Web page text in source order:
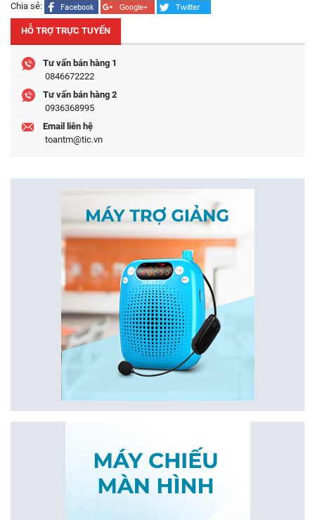
Chia sẻ:
HỖ TRỢ TRỰC TUYẾN
Tư vấn bán hàng 1
0846672222
Tư vấn bán hàng 2
0936368995
Email liên hệ
toantm@tic.vn